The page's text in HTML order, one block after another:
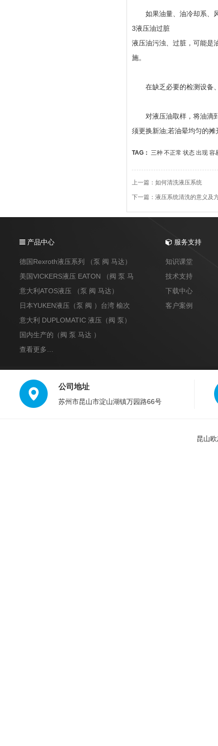
如果油量、油冷却系、风
3液压油过脏
液压油污浊、过脏，可能是
施。
在缺乏必要的检测设备、
对液压油取样，将油滴到
须更换新油;若油晕均匀的
TAG： 三种 不正常 状态 出现 容
上一篇： 如何清洗液压系统
下一篇： 液压系统清洗的意义及
产品中心
德国Rexroth液压系列 （泵 阀 马达）
美国VICKERS液压 EATON （阀 泵 马
达）
意大利ATOS液压 （泵 阀 马达）
日本YUKEN液压（泵 阀 ）台湾 榆次
意大利 DUPLOMATIC 液压（阀 泵）
国内生产的（阀 泵 马达 ）
查看更多…
服务支持
知识课堂
技术支持
下载中心
客户案例
公司地址
苏州市昆山市淀山湖镇万园路66号
昆山